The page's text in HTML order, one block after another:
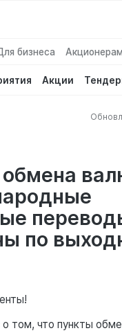
бизнеса
Акции
по
том, что пункты